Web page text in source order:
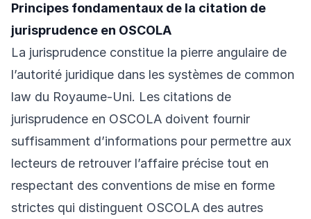
Principes fondamentaux de la citation de
jurisprudence en OSCOLA
La jurisprudence constitue la pierre angulaire de
l’autorité juridique dans les systèmes de common
law du Royaume-Uni. Les citations de
jurisprudence en OSCOLA doivent fournir
suffisamment d’informations pour permettre aux
lecteurs de retrouver l’affaire précise tout en
respectant des conventions de mise en forme
strictes qui distinguent OSCOLA des autres